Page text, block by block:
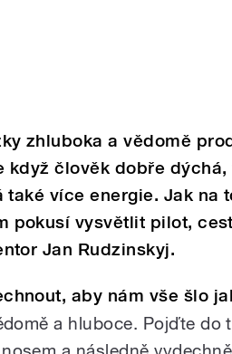
zhluboka a vědomě
když člověk dobře dýchá,
více energie. Jak na
pokusí vysvětlit pilot,
Jan Rudzinskyj.
aby nám vše šlo
a hluboce. Pojďte do